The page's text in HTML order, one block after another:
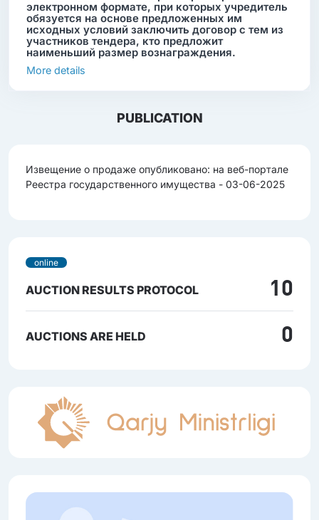
электронном формате, при которых учредитель
обязуется на основе предложенных им
исходных условий заключить договор с тем из
участников тендера, кто предложит
наименьший размер вознаграждения.
More details
PUBLICATION
Извещение о продаже опубликовано: на веб-портале
Реестра государственного имущества - 03-06-2025
online
AUCTION RESULTS PROTOCOL 10
AUCTIONS ARE HELD 0